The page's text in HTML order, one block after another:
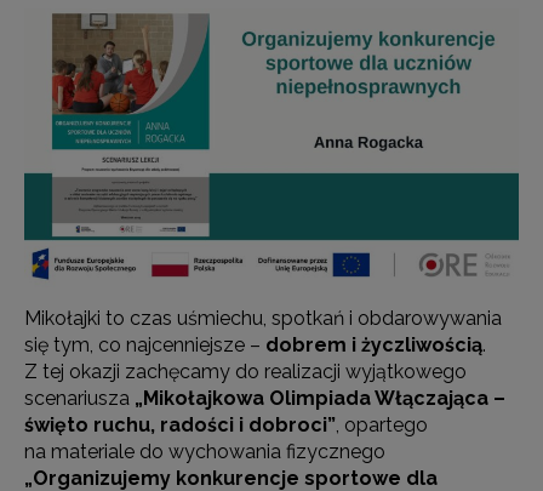
Mikołajki to czas uśmiechu, spotkań i obdarowywania
się tym, co najcenniejsze – dobrem i życzliwością.
Z tej okazji zachęcamy do realizacji wyjątkowego
scenariusza „Mikołajkowa Olimpiada Włączająca –
święto ruchu, radości i dobroci”, opartego
na materiale do wychowania fizycznego
„Organizujemy konkurencje sportowe dla